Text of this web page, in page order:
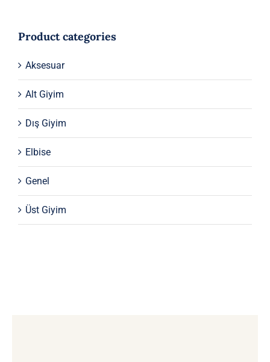
Product categories
Aksesuar
Alt Giyim
Dış Giyim
Elbise
Genel
Üst Giyim